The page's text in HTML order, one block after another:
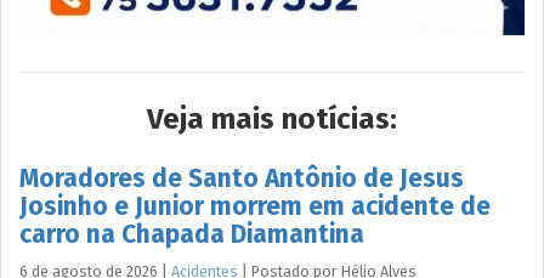
Veja mais notícias:
Moradores de Santo Antônio de Jesus
Josinho e Junior morrem em acidente de
carro na Chapada Diamantina
6 de agosto de 2026 Acidentes Postado por Hélio Alves